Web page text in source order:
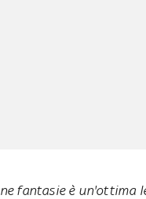
fantasie è un'ottima